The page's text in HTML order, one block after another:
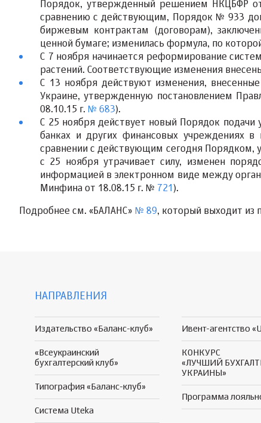
Порядок, утвержденный решением НКЦБФР
сравнению с действующим, Порядок № 933
биржевым контрактам (договорам),
ценной бумаге; изменилась формула, по
С 7 ноября начинается реформирование
растений. Соответствующие изменения
С 13 ноября действуют изменения,
Украине, утвержденную постановлением
08.10.15 г. № 683).
С 25 ноября действует новый Порядок подачи
банках и других финансовых учреждениях
сравнении с действующим сегодня
с 25 ноября утрачивает силу, изменен
информацией в электронном виде между
Минфина от 18.08.15 г. № 721 ).
Подробнее см. «БАЛАНС» № 89, который выходит из
НАПРАВЛЕНИЯ
Издательство «Баланс-клуб»
«Всеукраинский
бухгалтерский клуб»
Типография «Баланс-клуб»
Система Uteka
Ивент-агентство
КОНКУРС
«ЛУЧШИЙ
УКРАИНЫ»
Программа